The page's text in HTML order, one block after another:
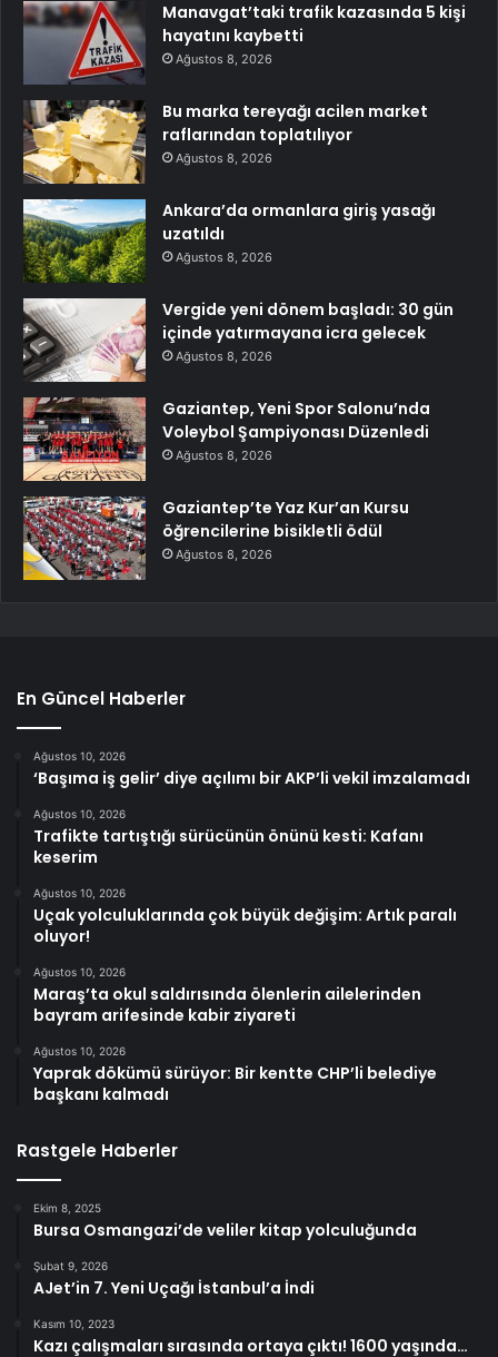
Manavgat’taki trafik kazasında 5 kişi
hayatını kaybetti
Ağustos 8, 2026
Bu marka tereyağı acilen market
raflarından toplatılıyor
Ağustos 8, 2026
Ankara’da ormanlara giriş yasağı
uzatıldı
Ağustos 8, 2026
Vergide yeni dönem başladı: 30 gün
içinde yatırmayana icra gelecek
Ağustos 8, 2026
Gaziantep, Yeni Spor Salonu’nda
Voleybol Şampiyonası Düzenledi
Ağustos 8, 2026
Gaziantep’te Yaz Kur’an Kursu
öğrencilerine bisikletli ödül
Ağustos 8, 2026
En Güncel Haberler
Ağustos 10, 2026
‘Başıma iş gelir’ diye açılımı bir AKP’li vekil imzalamadı
Ağustos 10, 2026
Trafikte tartıştığı sürücünün önünü kesti: Kafanı
keserim
Ağustos 10, 2026
Uçak yolculuklarında çok büyük değişim: Artık paralı
oluyor!
Ağustos 10, 2026
Maraş’ta okul saldırısında ölenlerin ailelerinden
bayram arifesinde kabir ziyareti
Ağustos 10, 2026
Yaprak dökümü sürüyor: Bir kentte CHP’li belediye
başkanı kalmadı
Rastgele Haberler
Ekim 8, 2025
Bursa Osmangazi’de veliler kitap yolculuğunda
Şubat 9, 2026
AJet’in 7. Yeni Uçağı İstanbul’a İndi
Kasım 10, 2023
Kazı çalışmaları sırasında ortaya çıktı! 1600 yaşında…